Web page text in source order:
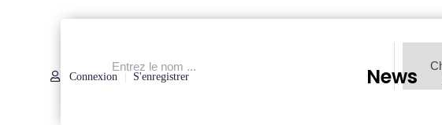
Connexion S'enregistrer News